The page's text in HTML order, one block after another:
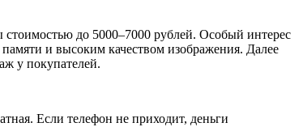
до 5000–7000 рублей. Особый интерес
и высоким качеством изображения. Далее
у покупателей.
Если телефон не приходит, деньги